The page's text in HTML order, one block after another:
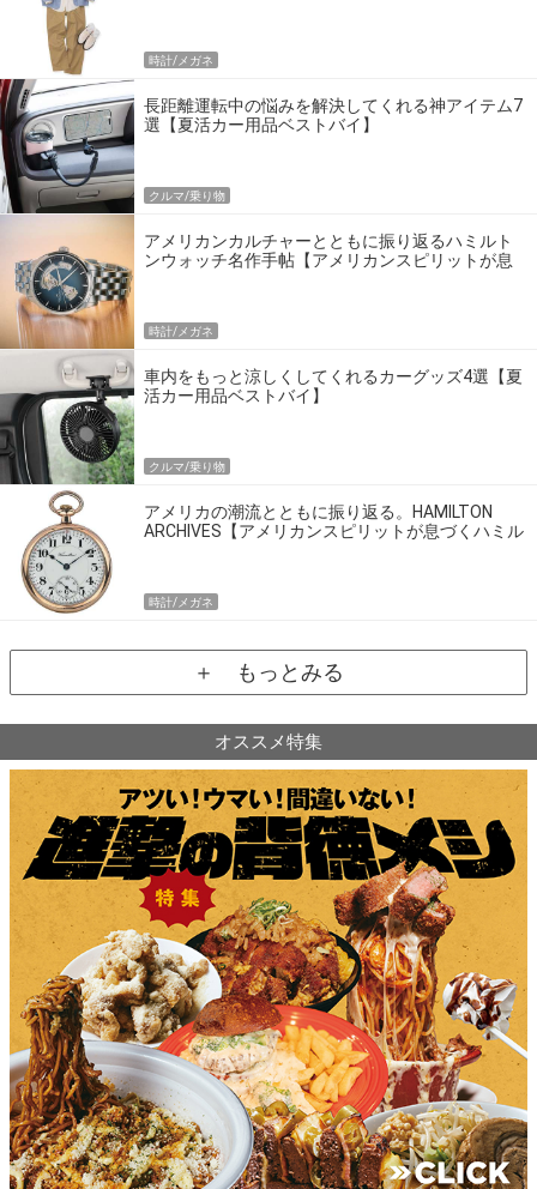
時計/メガネ
長距離運転中の悩みを解決してくれる神アイテム7
選【夏活カー用品ベストバイ】
クルマ/乗り物
アメリカンカルチャーとともに振り返るハミルト
ンウォッチ名作手帖【アメリカンスピリットが息
時計/メガネ
車内をもっと涼しくしてくれるカーグッズ4選【夏
活カー用品ベストバイ】
クルマ/乗り物
アメリカの潮流とともに振り返る。HAMILTON
ARCHIVES【アメリカンスピリットが息づくハミル
時計/メガネ
＋ もっとみる
オススメ特集